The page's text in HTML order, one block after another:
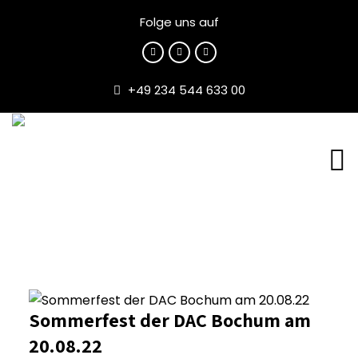
Folge uns auf
+49 234 544 633 00
Sommerfest der DAC Bochum am
20.08.22